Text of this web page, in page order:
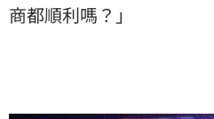
商都順利嗎？」